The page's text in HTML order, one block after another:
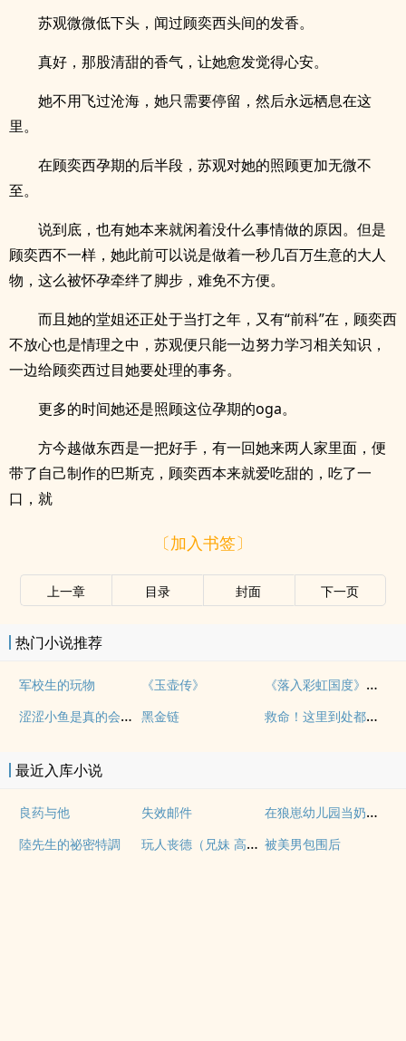
苏观微微低下头，闻过顾奕西头间的发香。
真好，那股清甜的香气，让她愈发觉得心安。
她不用飞过沧海，她只需要停留，然后永远栖息在这
里。
在顾奕西孕期的后半段，苏观对她的照顾更加无微不
至。
说到底，也有她本来就闲着没什么事情做的原因。但是
顾奕西不一样，她此前可以说是做着一秒几百万生意的大人
物，这么被怀孕牵绊了脚步，难免不方便。
而且她的堂姐还正处于当打之年，又有“前科”在，顾奕西
不放心也是情理之中，苏观便只能一边努力学习相关知识，
一边给顾奕西过目她要处理的事务。
更多的时间她还是照顾这位孕期的oga。
方今越做东西是一把好手，有一回她来两人家里面，便
带了自己制作的巴斯克，顾奕西本来就爱吃甜的，吃了一
口，就
〔加入书签〕
上一章 目录 封面 下一页
热门小说推荐
军校生的玩物 《玉壶传》
《落入彩虹国度》穿越+西幻+言情
涩涩小鱼是真的会被干透 黑金链 救命！这里到处都是阴暗批（西幻NPH）
最近入库小说
良药与他 失效邮件 在狼崽幼儿园当奶爸的日常
陸先生的祕密特調 玩人丧德（兄妹 高H） 被美男包围后